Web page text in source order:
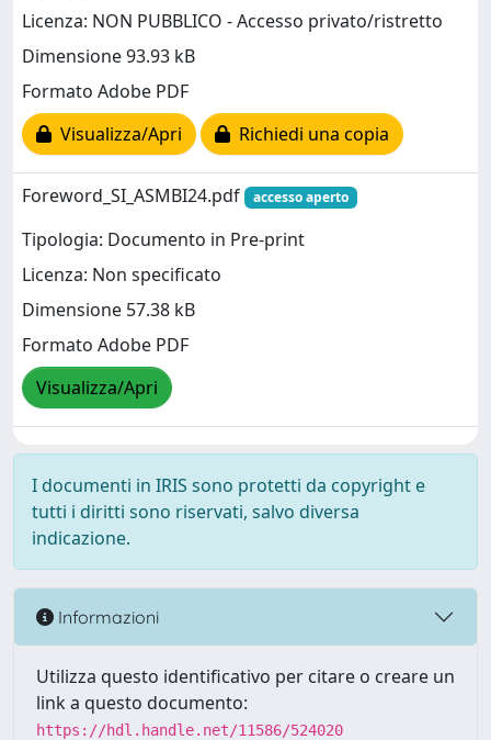
Licenza: NON PUBBLICO - Accesso privato/ristretto
Dimensione 93.93 kB
Formato Adobe PDF
Visualizza/Apri
Richiedi una copia
Foreword_SI_ASMBI24.pdf accesso aperto
Tipologia: Documento in Pre-print
Licenza: Non specificato
Dimensione 57.38 kB
Formato Adobe PDF
Visualizza/Apri
I documenti in IRIS sono protetti da copyright e
tutti i diritti sono riservati, salvo diversa
indicazione.
Informazioni
Utilizza questo identificativo per citare o creare un
link a questo documento:
https://hdl.handle.net/11586/524020